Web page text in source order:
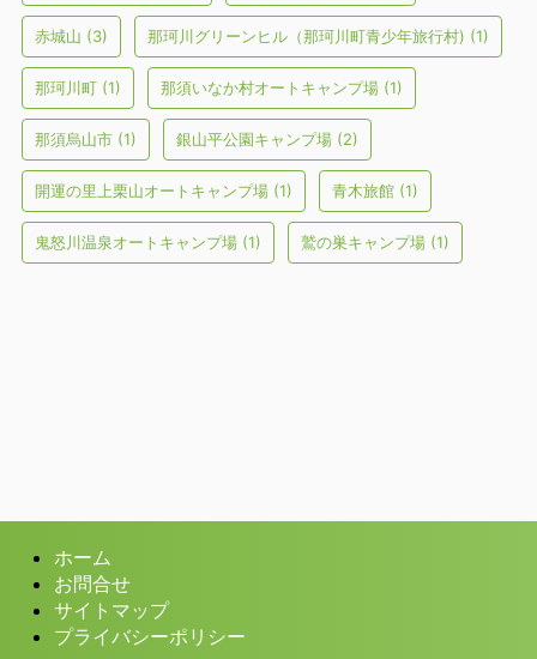
赤城山 (3) 那珂川グリーンヒル（那珂川町青少年旅行村) (1)
那珂川町 (1) 那須いなか村オートキャンプ場 (1)
那須烏山市 (1) 銀山平公園キャンプ場 (2)
開運の里上栗山オートキャンプ場 (1) 青木旅館 (1)
鬼怒川温泉オートキャンプ場 (1) 鷲の巣キャンプ場 (1)
ホーム
お問合せ
サイトマップ
プライバシーポリシー